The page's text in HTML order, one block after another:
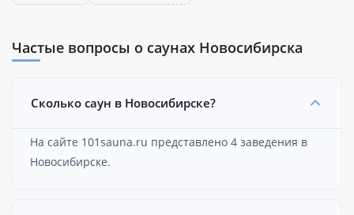
Частые вопросы о саунах Новосибирска
Сколько саун в Новосибирске?
На сайте 101sauna.ru представлено 4 заведения в
Новосибирске.